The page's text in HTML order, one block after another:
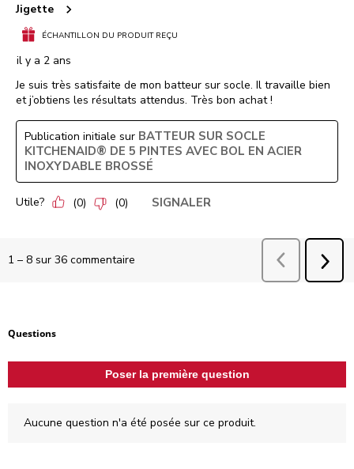
Jigette
ÉCHANTILLON DU PRODUIT REÇU
il y a 2 ans
Je suis très satisfaite de mon batteur sur socle. Il travaille bien
et j’obtiens les résultats attendus. Très bon achat !
Publication initiale sur BATTEUR SUR SOCLE
KITCHENAID® DE 5 PINTES AVEC BOL EN ACIER
INOXYDABLE BROSSÉ
Utile? (0) (0) SIGNALER
1 – 8 sur 36 commentaire Précédent
Aucune question n'a été posée sur ce produit.
Questions
Poser la première question
Aucune question n'a été posée sur ce produit.